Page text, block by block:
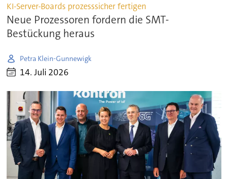
KI-Server-Boards prozesssicher fertigen
Neue Prozessoren fordern die SMT-
Bestückung heraus
Petra Klein-Gunnewigk
14. Juli 2026